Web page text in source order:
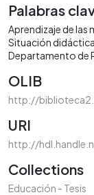
Palabras
Aprendizaje de las
Situación didáctica
Departamento de
OLIB
http://
URI
http://
Collections
Educación - Tesis